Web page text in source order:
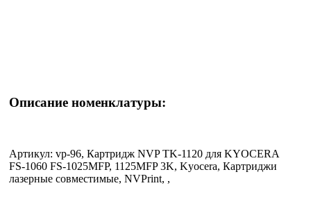
Описание номенклатуры:
Артикул: vp-96, Картридж NVP TK-1120 для KYOCERA
FS-1060 FS-1025MFP, 1125MFP 3K, Kyocera, Картриджи
лазерные совместимые, NVPrint, ,